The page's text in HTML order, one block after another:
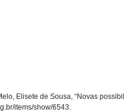
Elisete de Sousa, “Novas
items/show/6543.